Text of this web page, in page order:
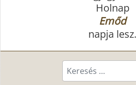
Holnap
Emőd
napja lesz.
Keresés...